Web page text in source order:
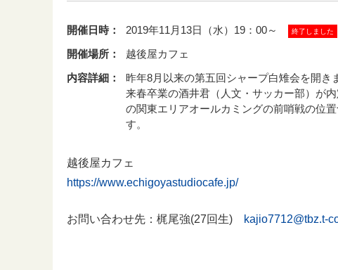
開催日時： 2019年11月13日（水）19：00～ 終了しました
開催場所：
越後屋カフェ
内容詳細：
昨年8月以来の第五回シャープ白雉会を開き
来春卒業の酒井君（人文・サッカー部）が
の関東エリアオールカミングの前哨戦の位
す。
越後屋カフェ
https://www.echigoyastudiocafe.jp/
お問い合わせ先：梶尾強(27回生) kajio7712@tbz.t-